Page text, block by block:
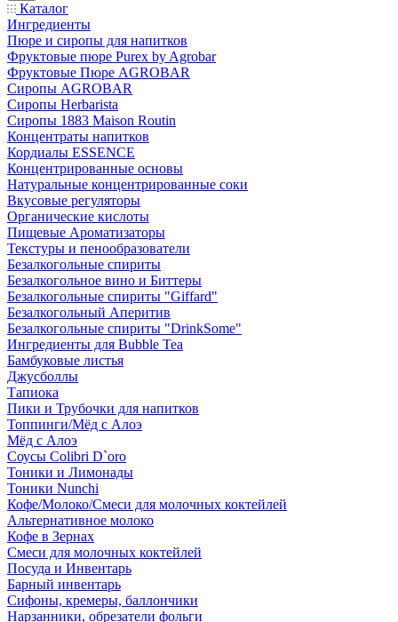
Каталог
Ингредиенты
Пюре и сиропы для напитков
Фруктовые пюре Purex by Agrobar
Фруктовые Пюре AGROBAR
Сиропы AGROBAR
Сиропы Herbarista
Сиропы 1883 Maison Routin
Концентраты напитков
Кордиалы ESSENCE
Концентрированные основы
Натуральные концентрированные соки
Вкусовые регуляторы
Органические кислоты
Пищевые Ароматизаторы
Текстуры и пенообразователи
Безалкогольные спириты
Безалкогольное вино и Биттеры
Безалкогольные спириты "Giffard"
Безалкогольный Аперитив
Безалкогольные спириты "DrinkSome"
Ингредиенты для Bubble Tea
Бамбуковые листья
Джусболлы
Тапиока
Пики и Трубочки для напитков
Топпинги/Мёд с Алоэ
Мёд с Алоэ
Соусы Colibri D`oro
Тоники и Лимонады
Тоники Nunchi
Кофе/Молоко/Смеси для молочных коктейлей
Альтернативное молоко
Кофе в Зернах
Смеси для молочных коктейлей
Посуда и Инвентарь
Барный инвентарь
Сифоны, кремеры, баллончики
Нарзанники, обрезатели фольги